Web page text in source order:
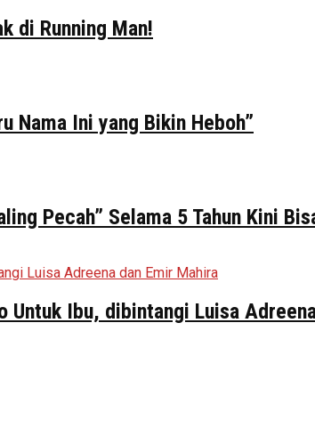
di Running Man!
Nama Ini yang Bikin Heboh”
Pecah” Selama 5 Tahun Kini
Ibu, dibintangi Luisa